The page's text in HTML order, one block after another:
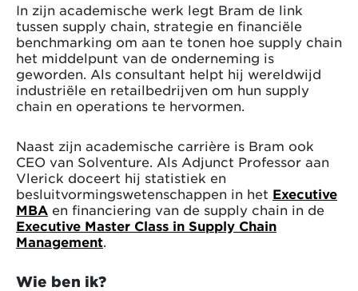
In zijn academische werk legt Bram de link
tussen supply chain, strategie en financiële
benchmarking om aan te tonen hoe supply chain
het middelpunt van de onderneming is
geworden. Als consultant helpt hij wereldwijd
industriële en retailbedrijven om hun supply
chain en operations te hervormen.
Naast zijn academische carrière is Bram ook
CEO van Solventure. Als Adjunct Professor aan
Vlerick doceert hij statistiek en
besluitvormingswetenschappen in het Executive
MBA en financiering van de supply chain in de
Executive Master Class in Supply Chain
Management
Wie ben ik?